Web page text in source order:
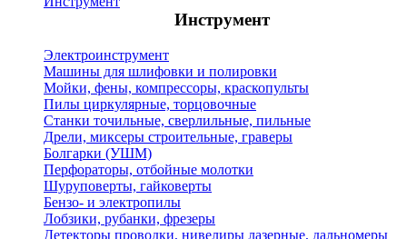
Инструмент
Электроинструмент
Машины для шлифовки и полировки
Мойки, фены, компрессоры, краскопульты
Пилы циркулярные, торцовочные
Станки точильные, сверлильные, пильные
Дрели, миксеры строительные, граверы
Болгарки (УШМ)
Перфораторы, отбойные молотки
Шуруповерты, гайковерты
Бензо- и электропилы
Лобзики, рубанки, фрезеры
Детекторы проводки, нивелиры лазерные, дальномеры